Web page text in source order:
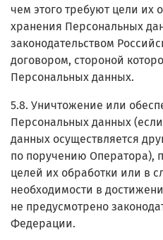
чем этого требуют цели их
хранения Персональных
законодательством
договором, стороной
Персональных данных.
5.8. Уничтожение или
Персональных данных
данных осуществляется
по поручению Оператора),
целей их обработки или в
необходимости в
не предусмотрено
Федерации.